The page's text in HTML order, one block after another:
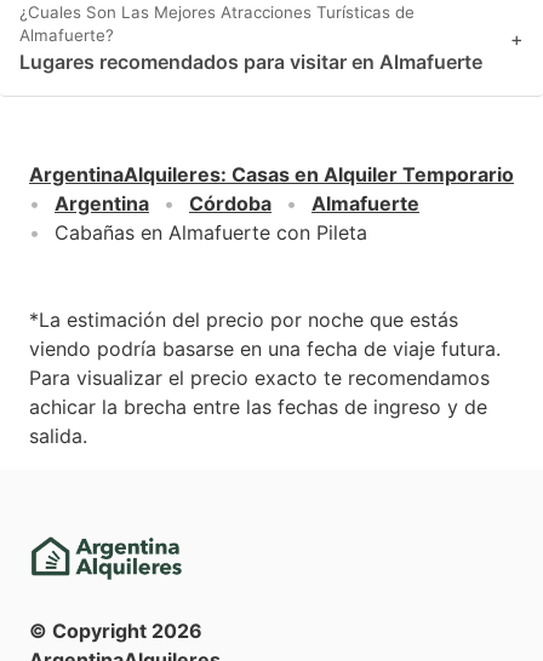
¿Cuales Son Las Mejores Atracciones Turísticas de
Almafuerte?
Lugares recomendados para visitar en Almafuerte
+
ArgentinaAlquileres: Casas en Alquiler Temporario
Argentina
Córdoba
Almafuerte
Cabañas en Almafuerte con Pileta
*La estimación del precio por noche que estás
viendo podría basarse en una fecha de viaje futura.
Para visualizar el precio exacto te recomendamos
achicar la brecha entre las fechas de ingreso y de
salida.
© Copyright 2026